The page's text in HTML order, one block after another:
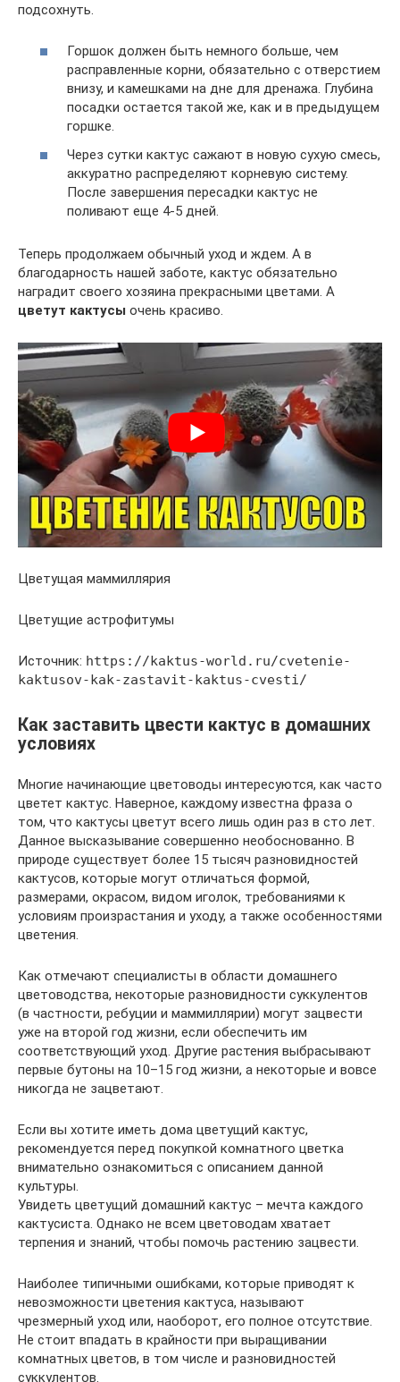
подсохнуть.
Горшок должен быть немного больше, чем
расправленные корни, обязательно с отверстием
внизу, и камешками на дне для дренажа. Глубина
посадки остается такой же, как и в предыдущем
горшке.
Через сутки кактус сажают в новую сухую смесь,
аккуратно распределяют корневую систему.
После завершения пересадки кактус не
поливают еще 4-5 дней.
Теперь продолжаем обычный уход и ждем. А в
благодарность нашей заботе, кактус обязательно
наградит своего хозяина прекрасными цветами. А
цветут кактусы очень красиво.
Цветущая маммиллярия
Цветущие астрофитумы
Источник: https://kaktus-world.ru/cvetenie-
kaktusov-kak-zastavit-kaktus-cvesti/
Как заставить цвести кактус в домашних
условиях
Многие начинающие цветоводы интересуются, как часто
цветет кактус. Наверное, каждому известна фраза о
том, что кактусы цветут всего лишь один раз в сто лет.
Данное высказывание совершенно необоснованно. В
природе существует более 15 тысяч разновидностей
кактусов, которые могут отличаться формой,
размерами, окрасом, видом иголок, требованиями к
условиям произрастания и уходу, а также особенностями
цветения.
Как отмечают специалисты в области домашнего
цветоводства, некоторые разновидности суккулентов
(в частности, ребуции и маммиллярии) могут зацвести
уже на второй год жизни, если обеспечить им
соответствующий уход. Другие растения выбрасывают
первые бутоны на 10–15 год жизни, а некоторые и вовсе
никогда не зацветают.
Если вы хотите иметь дома цветущий кактус,
рекомендуется перед покупкой комнатного цветка
внимательно ознакомиться с описанием данной
культуры.
Увидеть цветущий домашний кактус – мечта каждого
кактусиста. Однако не всем цветоводам хватает
терпения и знаний, чтобы помочь растению зацвести.
Наиболее типичными ошибками, которые приводят к
невозможности цветения кактуса, называют
чрезмерный уход или, наоборот, его полное отсутствие.
Не стоит впадать в крайности при выращивании
комнатных цветов, в том числе и разновидностей
суккулентов.